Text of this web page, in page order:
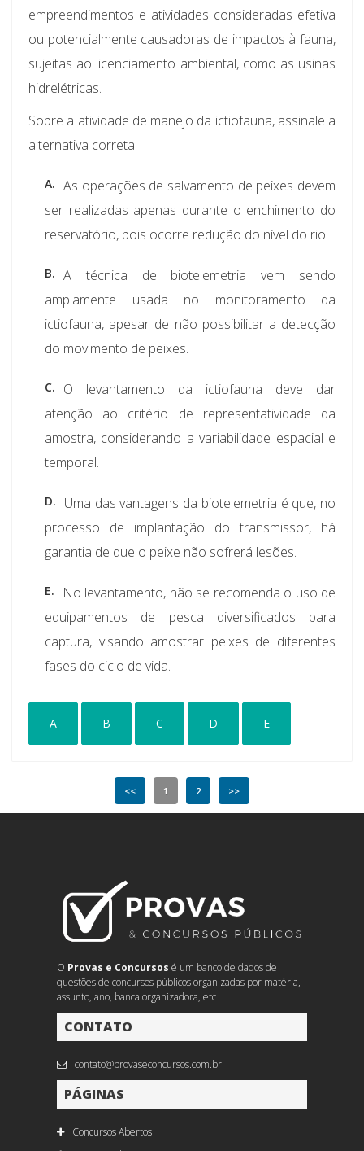
empreendimentos e atividades consideradas efetiva
ou potencialmente causadoras de impactos à fauna,
sujeitas ao licenciamento ambiental, como as usinas
hidrelétricas.
Sobre a atividade de manejo da ictiofauna, assinale a
alternativa correta.
A. As operações de salvamento de peixes devem
ser realizadas apenas durante o enchimento do
reservatório, pois ocorre redução do nível do rio.
B. A técnica de biotelemetria vem sendo
amplamente usada no monitoramento da
ictiofauna, apesar de não possibilitar a detecção
do movimento de peixes.
C.
O levantamento da ictiofauna deve dar
atenção ao critério de representatividade da
amostra, considerando a variabilidade espacial e
temporal.
D.
Uma das vantagens da biotelemetria é que, no
processo de implantação do transmissor, há
garantia de que o peixe não sofrerá lesões.
E.
No levantamento, não se recomenda o uso de
equipamentos de pesca diversificados para
captura, visando amostrar peixes de diferentes
fases do ciclo de vida.
A B C D E
<< 1 2 >>
O Provas e Concursos é um banco de dados de
questões de concursos públicos organizadas por matéria,
assunto, ano, banca organizadora, etc
CONTATO
contato@provaseconcursos.com.br
PÁGINAS
Concursos Abertos